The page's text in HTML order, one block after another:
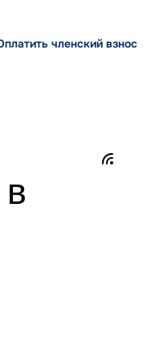
членский взнос